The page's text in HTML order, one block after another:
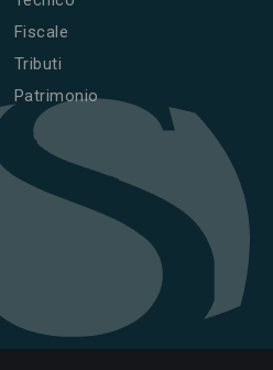
Fiscale
Tributi
Patrimonio